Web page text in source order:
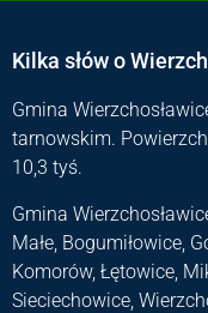
Kilka słów o
Gmina
tarnowskim.
10,3 tyś.
Gmina
Małe, Bogumiłowice,
Komorów, Łętowice,
Sieciechowice,